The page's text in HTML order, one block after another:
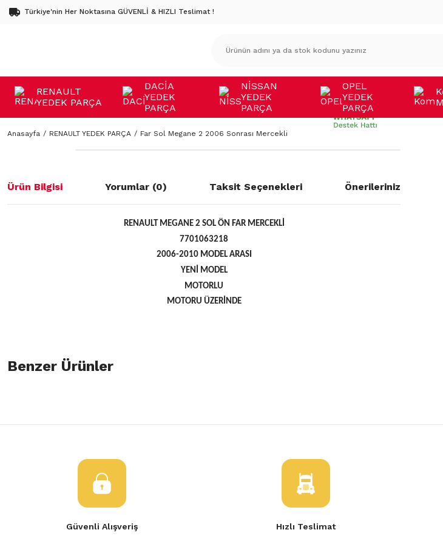
Türkiye'nin Her Noktasına GÜVENLİ & HIZLI Teslimat !
RENAULT
YEDEK PARÇA
DACİA
YEDEK
PARÇA
NİSSAN
YEDEK
PARÇA
OPEL
YEDEK
PARÇA
Anasayfa RENAULT YEDEK PARÇA Far Sol Megane 2 2006 Sonrası Mercekli
Ürün Bilgisi Yorumlar (0) Taksit Seçenekleri Önerileriniz
RENAULT MEGANE 2 SOL ÖN FAR MERCEKLİ
7701063218
2006-2010 MODEL ARASI
YENİ MODEL
MOTORLU
MOTORU ÜZERİNDE
öneri formunu kullanarak tarafımıza iletebilirsiniz.
Ürün açıklamasında eksik bilgiler bulunuyor.
Ürün fiyatı diğer sitelerden daha pahalı.
Bu ürüne benzer farklı alternatifler olmalı.
Benzer Ürünler
Renault Megane 2 Sol Far Komple Mercekli Renault Megane 2 Sol Far Komple Mercekli
Güvenli Alışveriş Hızlı Teslimat